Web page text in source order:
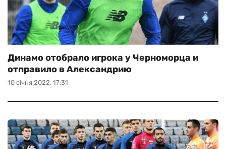
10 січня 2022, 17:31
Динамо отобрало игрока у Черноморца и
отправило в Александрию